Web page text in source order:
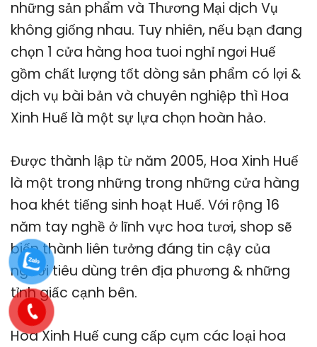
những sản phẩm và Thương Mại dịch Vụ
không giống nhau. Tuy nhiên, nếu bạn đang
chọn 1 cửa hàng hoa tuoi nghỉ ngơi Huế
gồm chất lượng tốt dòng sản phẩm có lợi &
dịch vụ bài bản và chuyên nghiệp thì Hoa
Xinh Huế là một sự lựa chọn hoàn hảo.
Được thành lập từ năm 2005, Hoa Xinh Huế
là một trong những trong những cửa hàng
hoa khét tiếng sinh hoạt Huế. Với rộng 16
năm tay nghề ở lĩnh vực hoa tươi, shop sẽ
biến thành liên tưởng đáng tin cậy của
người tiêu dùng trên địa phương & những
tỉnh giấc cạnh bên.
Hoa Xinh Huế cung cấp cụm các loại hoa